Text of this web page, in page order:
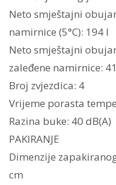
Neto smještajni
namirnice (5°C): 194 l
Neto smještajni
zaleđene namirnice:
Broj zvjezdica: 4
Vrijeme porasta
Razina buke: 40 dB(A)
PAKIRANJE
Dimenzije
cm